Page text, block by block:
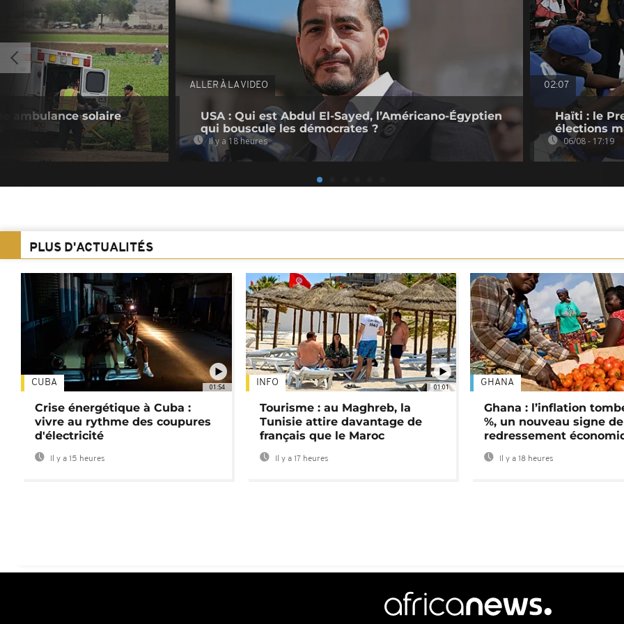
ambulance solaire
ALLER À LA VIDEO
USA : Qui est Abdul El-Sayed, l’Américano-Égyptien
qui bouscule les démocrates ?
Il y a 18 heures
02:07
Haïti : le
élections
06/08 - 17:19
PLUS D'ACTUALITÉS
01:54
CUBA
Crise énergétique à Cuba :
vivre au rythme des coupures
d'électricité
Il y a 15 heures
01:01
INFO
Tourisme : au Maghreb, la
Tunisie attire davantage de
français que le Maroc
Il y a 17 heures
GHANA
Ghana : l’inflation
%, un nouveau signe de
redressement
Il y a 18 heures